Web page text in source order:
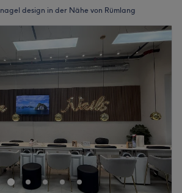
nagel design in der Nähe von Rümlang